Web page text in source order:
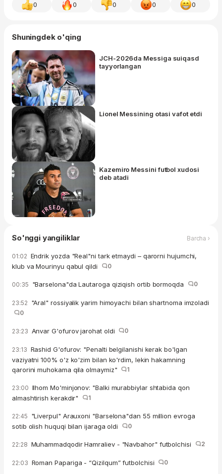
0 0 0 0 0
Shuningdek o'qing
JCH-2026da Messiga suiqasd
tayyorlangan
Lionel Messining otasi vafot etdi
Kazemiro Messini futbol xudosi
deb atadi
So'nggi yangiliklar Barcha ›
01:02 Endrik yozda "Real"ni tark etmaydi – qarorni hujumchi,
klub va Mourinyu qabul qildi
0
00:35 "Barselona"da Lautaroga qiziqish ortib bormoqda 0
23:52 "Aral" rossiyalik yarim himoyachi bilan shartnoma imzoladi
0
23:23 Anvar G'ofurov jarohat oldi 0
23:13 Rashid G'ofurov: "Penalti belgilanishi kerak bo'lgan
vaziyatni 100% o'z ko'zim bilan ko'rdim, lekin hakamning
qarorini muhokama qila olmaymiz"
1
23:00 Ilhom Mo'minjonov: "Balki murabbiylar shtabida qon
almashtirish kerakdir"
1
22:45 "Liverpul" Arauxoni "Barselona"dan 55 million evroga
sotib olish huquqi bilan ijaraga oldi
0
22:28 Muhammadqodir Hamraliev - "Navbahor" futbolchisi 2
22:03 Roman Papariga - “Qizilqum” futbolchisi 0